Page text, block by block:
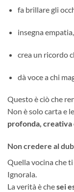
fa brillare gli
insegna
crea un ricordo
dà voce a chi
Questo è ciò che
Non è solo carta e
profonda, creativa
Non credere al
Quella vocina che ti
Ignorala.
La verità è chesei